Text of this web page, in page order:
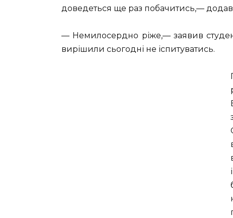
доведеться ще раз побачитись,— додав
— Немилосердно ріже,— заявив
вирішили сьогодні не іспитуватись.